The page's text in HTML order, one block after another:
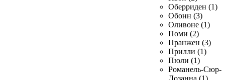
Оберриден (1)
Обонн (3)
Оливоне (1)
Поми (2)
Пранжен (3)
Прилли (1)
Пюли (1)
Романель-Сюр-
Лозанна (1)